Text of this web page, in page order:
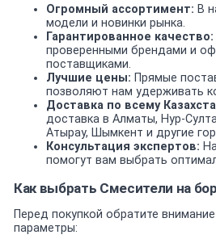
Огромный ассортимент: В
модели и новинки рынка.
Гарантированное качество:
проверенными брендами и
поставщиками.
Лучшие цены: Прямые
позволяют нам удерживать
Доставка по всему
доставка в Алматы, Нур-
Атырау, Шымкент и другие
Консультация экспертов:
помогут вам выбрать
Как выбрать Смесители на
Перед покупкой обратите
параметры: